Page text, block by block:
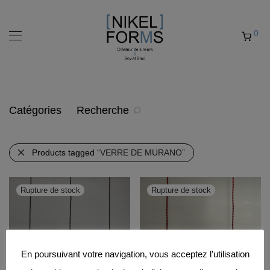
0
Catégories Recherche
Products tagged “VERRE DE MURANO”
En poursuivant votre navigation, vous acceptez l’utilisation